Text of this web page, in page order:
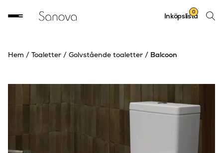
Sök
Inköpslista
0
Hem / Toaletter / Golvstående toaletter / Balcoon